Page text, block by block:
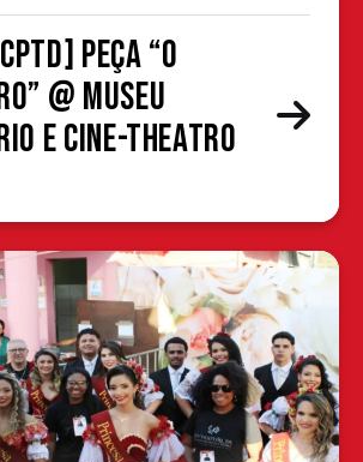
Peça “O
@ Museu
e Cine-Theatro